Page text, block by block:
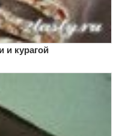
и курагой